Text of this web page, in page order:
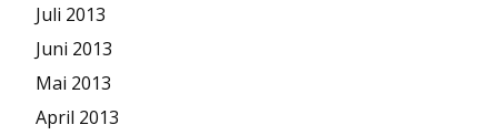
Juli 2013
Juni 2013
Mai 2013
April 2013